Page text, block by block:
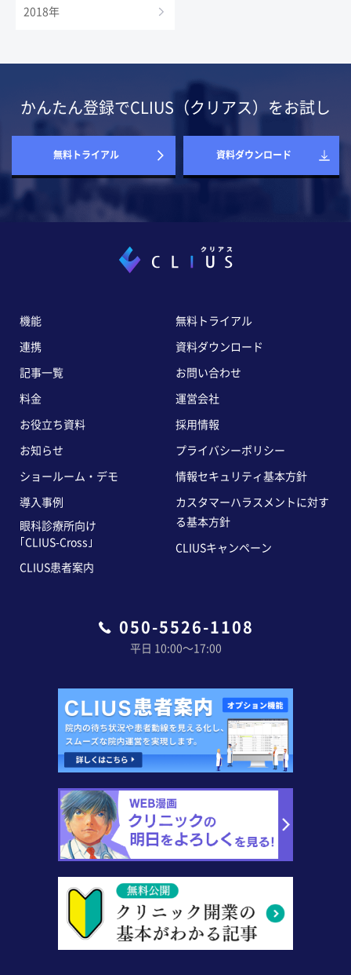
2018年
かんたん登録でCLIUS（クリアス）をお試し
無料トライアル 資料ダウンロード
050-5526-1108
平日 10:00〜17:00
機能
連携
記事一覧
料金
お役立ち資料
お知らせ
ショールーム・デモ
導入事例
眼科診療所向け
｢CLIUS-Cross｣
CLIUS患者案内
無料トライアル
資料ダウンロード
お問い合わせ
運営会社
採用情報
プライバシーポリシー
情報セキュリティ基本方針
カスタマーハラスメントに対す
る基本方針
CLIUSキャンペーン